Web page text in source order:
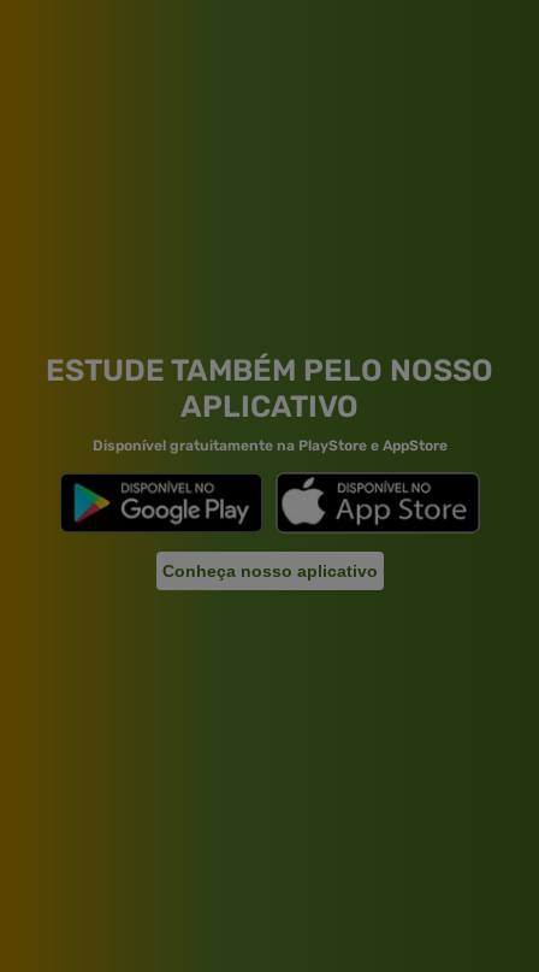
ESTUDE TAMBÉM PELO NOSSO
APLICATIVO
Disponível gratuitamente na PlayStore e AppStore
Conheça nosso aplicativo